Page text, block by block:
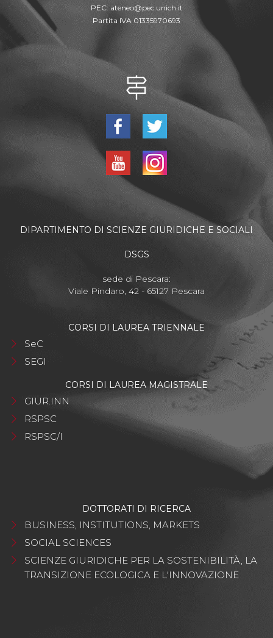
PEC:ateneo@pec.unich.it
Partita IVA 01335970693
DIPARTIMENTO DI SCIENZE GIURIDICHE E SOCIALI
DSGS
sede di Pescara:
Viale Pindaro, 42 - 65127 Pescara
CORSI DI LAUREA TRIENNALE
SeC
SEGI
CORSI DI LAUREA MAGISTRALE
GIUR.INN
RSPSC
RSPSC/I
DOTTORATI DI RICERCA
BUSINESS, INSTITUTIONS, MARKETS
SOCIAL SCIENCES
SCIENZE GIURIDICHE PER LA SOSTENIBILITÀ, LA
TRANSIZIONE ECOLOGICA E L'INNOVAZIONE